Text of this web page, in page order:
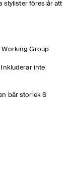
stylister föreslår att
Working Group
inte
bär storlek S